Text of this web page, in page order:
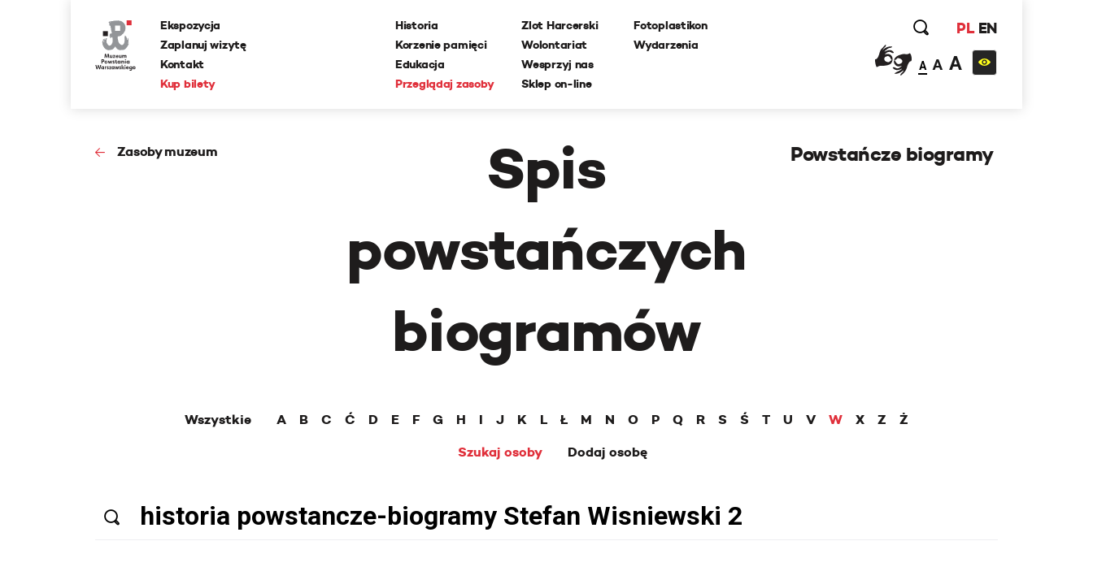
Ekspozycja
Zaplanuj wizytę
Kontakt
Kup bilety
Historia
Korzenie pamięci
Edukacja
Przeglądaj zasoby
Zlot Harcerski
Wolontariat
Wesprzyj nas
Sklep on-line
Fotoplastikon
Wydarzenia
PL EN
A A A
Zasoby muzeum
Spis
powstańczych
biogramów
Powstańcze biogramy
Wszystkie A B C Ć D E F G H I J K L Ł M N O P Q R S Ś T U V W X Z
Ż
Szukaj osoby
Dodaj osobę